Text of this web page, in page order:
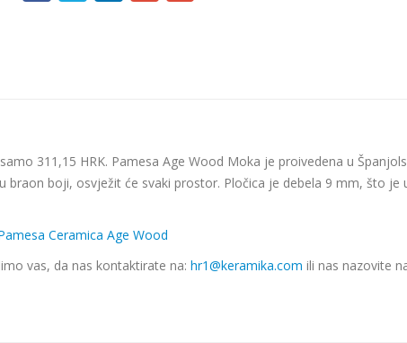
311,15 HRK. Pamesa Age Wood Moka je proivedena u
braon boji, osvježit će svaki prostor. Pločica je debela 9 mm, što je
Ceramica Age Wood
vas, da nas kontaktirate na: hr1@keramika.com ili nas nazovite